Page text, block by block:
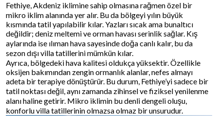
Fethiye, Akdeniz iklimine sahip olmasına rağmen özel bir
mikro iklim alanında yer alır. Bu da bölgeyi yılın büyük
kısmında tatil yapılabilir kılar. Yazları sıcak ama bunaltıcı
değildir; deniz meltemi ve orman havası serinlik sağlar. Kış
aylarında ise ılıman hava sayesinde doğa canlı kalır, bu da
sezon dışı villa tatillerini mümkün kılar.
Ayrıca, bölgedeki hava kalitesi oldukça yüksektir. Özellikle
oksijen bakımından zengin ormanlık alanlar, nefes almayı
adeta bir terapiye dönüştürür. Bu durum, Fethiye’yi sadece bir
tatil noktası değil, aynı zamanda zihinsel ve fiziksel yenilenme
alanı haline getirir. Mikro iklimin bu denli dengeli oluşu,
konforlu villa tatillerinin olmazsa olmaz bir unsurudur.